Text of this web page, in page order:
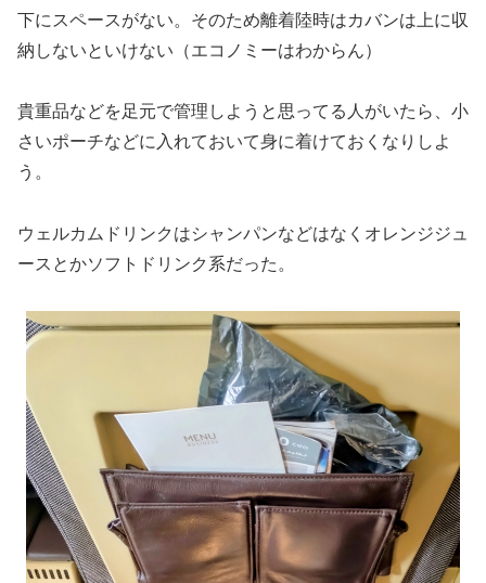
下にスペースがない。そのため離着陸時はカバンは上に収
納しないといけない（エコノミーはわからん）
貴重品などを足元で管理しようと思ってる人がいたら、小
さいポーチなどに入れておいて身に着けておくなりしよ
う。
ウェルカムドリンクはシャンパンなどはなくオレンジジュ
ースとかソフトドリンク系だった。